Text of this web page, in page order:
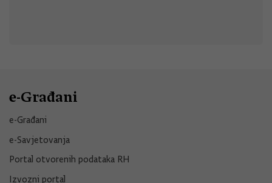
e-Građani
e-Građani
e-Savjetovanja
Portal otvorenih podataka RH
Izvozni portal